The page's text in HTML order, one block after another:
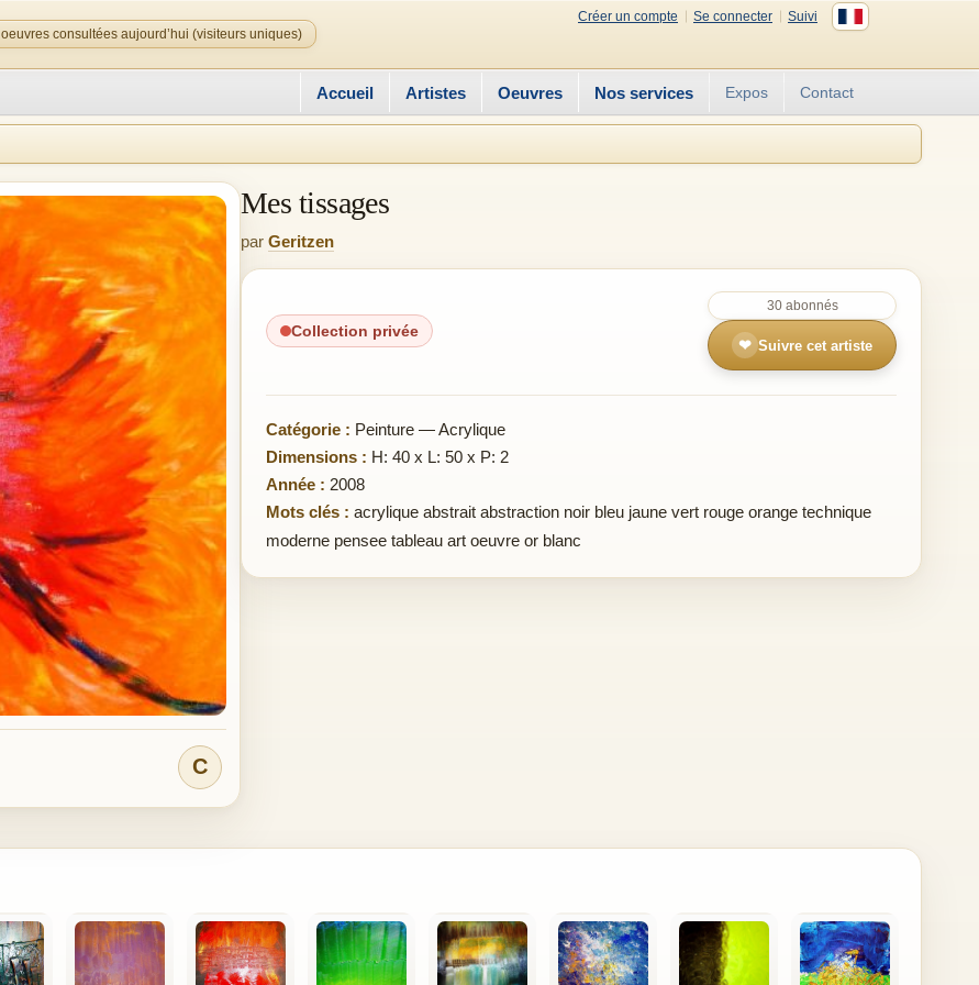
Créer un compte Se connecter
Suivi
oeuvres consultées aujourd’hui (visiteurs uniques)
Accueil Artistes Oeuvres Nos services Expos Contact
C
Mes tissages
par Geritzen
Collection privée
30 abonnés
❤ Suivre cet artiste
Catégorie : Peinture — Acrylique
Dimensions : H: 40 x L: 50 x P: 2
Année : 2008
Mots clés : acrylique abstrait abstraction noir bleu jaune vert rouge orange technique
moderne pensee tableau art oeuvre or blanc